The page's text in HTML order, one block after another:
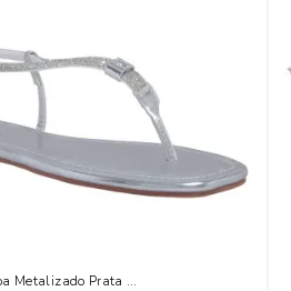
Metalizado Prata Bico Quadrado